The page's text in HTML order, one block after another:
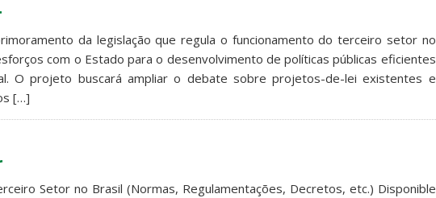
da legislação que regula o funcionamento do terceiro setor no
com o Estado para o desenvolvimento de políticas públicas eficientes
O projeto buscará ampliar o debate sobre projetos-de-lei existentes e
[…]
Setor no Brasil (Normas, Regulamentações, Decretos, etc.) Disponible